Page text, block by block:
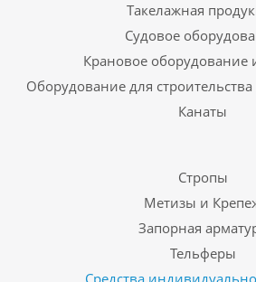
Такелажная
Судовое
Крановое оборудование
Оборудование для
Канаты
Стропы
Метизы и
Запорная
Тельферы
Средства